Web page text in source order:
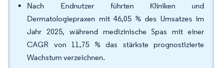
Nach Endnutzer führten Kliniken und
Dermatologiepraxen mit 46,05 % des Umsatzes im
Jahr 2025, während medizinische Spas mit einer
CAGR von 11,75 % das stärkste prognostizierte
Wachstum verzeichnen.